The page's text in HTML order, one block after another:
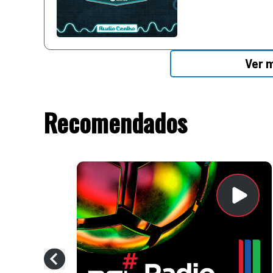
Ver
Recomendados